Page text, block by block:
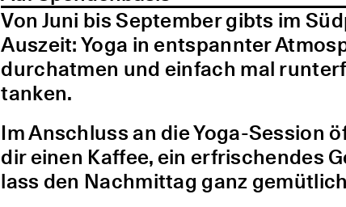
Von Juni bis September gibts im
Auszeit: Yoga in entspannter
durchatmen und einfach mal
tanken.
Im Anschluss an die Yoga-Session
dir einen Kaffee, ein erfrischendes
lass den Nachmittag ganz